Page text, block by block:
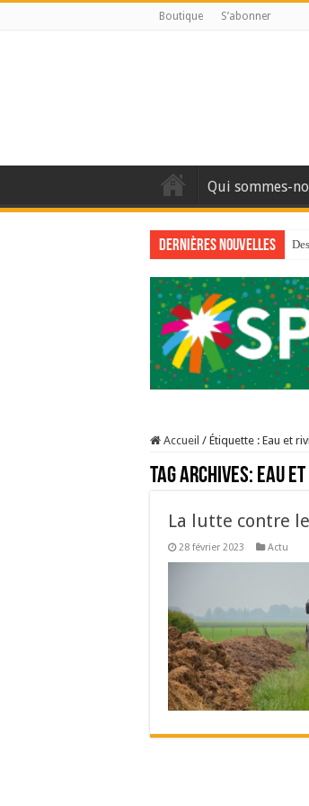
Boutique S’abonner
Qui sommes-
Dernières nouvelles
Au
Au
Au
À
Un
Accueil / Étiquette : Eau et
Tag Archives: Eau
La lutte contre
28 février 2023 Actu